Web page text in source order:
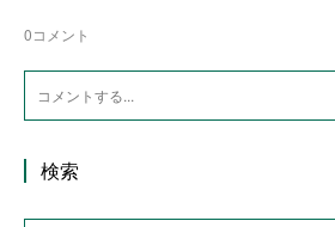
0コメント
検索